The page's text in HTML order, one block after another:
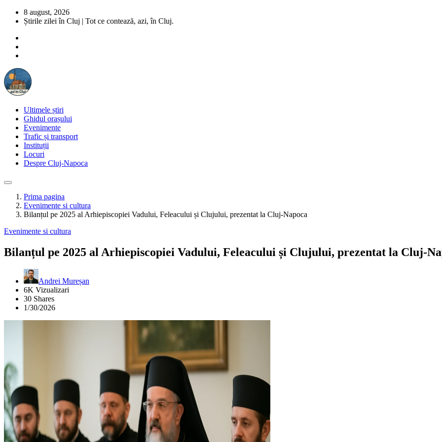
8 august, 2026
Știrile zilei în Cluj | Tot ce contează, azi, în Cluj.
Ultimele știri
Ghidul orașului
Evenimente
Trafic și transport
Instituții
Locuri
Despre Cluj-Napoca
Prima pagina
Evenimente si cultura
Bilanțul pe 2025 al Arhiepiscopiei Vadului, Feleacului și Clujului, prezentat la Cluj-Napoca
Evenimente si cultura
Bilanțul pe 2025 al Arhiepiscopiei Vadului, Feleacului și Clujului, prezentat la Cluj-
Andrei Mureșan
6K Vizualizari
30 Shares
1/30/2026